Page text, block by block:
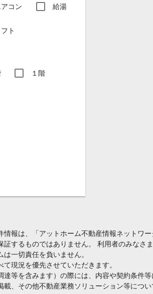
コン 給湯
ト
１階
情報は、「アットホーム不動産情報ネットワ
証するものではありません。 利用者のみな
一切責任を負いません。
現況を優先させていただきます。
等を含みます）の際には、内容や契約条件
載、その他不動産業務ソリューション等につ